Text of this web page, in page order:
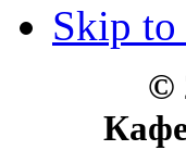
Skip to
©